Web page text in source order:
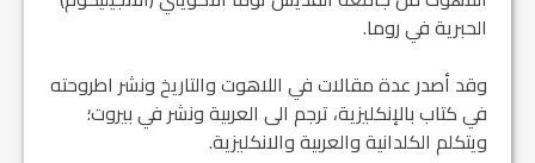
الحبرية في روما.
وقد أصدر عدة مقالات في اللاهوت والتاريخ ونشر اطروحته
في كتاب بالإنكليزية، ترجم الى العربية ونشر في بيروت؛
ويتكلم الكلدانية والعربية والانكليزية.